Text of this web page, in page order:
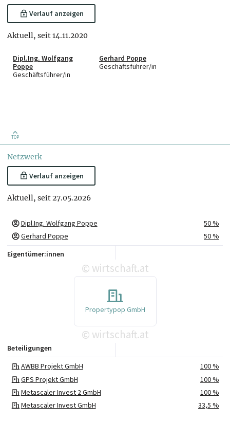
Verlauf anzeigen
Aktuell, seit 14.11.2020
Dipl.Ing. Wolfgang
Poppe
Geschäftsführer/in
Gerhard Poppe
Geschäftsführer/in
TOP
Netzwerk
Verlauf anzeigen
Aktuell, seit 27.05.2026
Dipl.Ing. Wolfgang Poppe
50 %
Gerhard Poppe
50 %
Eigentümer:innen
© wirtschaft.at
Propertypop GmbH
© wirtschaft.at
AWBB Projekt GmbH
100 %
GPS Projekt GmbH
100 %
Metascaler Invest 2 GmbH
100 %
Metascaler Invest GmbH
33,5 %
Beteiligungen